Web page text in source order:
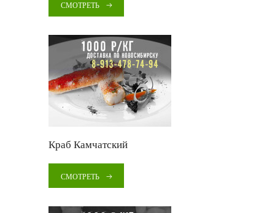
СМОТРЕТЬ
Краб Камчатский
СМОТРЕТЬ